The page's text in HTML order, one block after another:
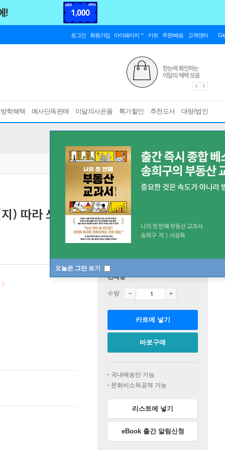
로그인 회원가입 마이페이지 카트 주문/배송 고객센터
학혜택 예사단독판매 이달의사은품 특가할인 추천도서 대량/법인
오늘은 그만 보기
) 따라 쓰기
판매중
수량
카트에 넣기
바로구매
국내배송만 가능
문화비소득공제 가능
리스트에 넣기
eBook 출간 알림신청